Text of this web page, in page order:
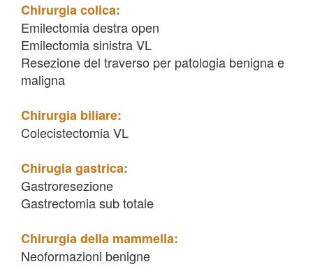
Chirurgia colica:
Emilectomia destra open
Emilectomia sinistra VL
Resezione del traverso per patologia benigna e
maligna
Chirurgia biliare:
Colecistectomia VL
Chirugia gastrica:
Gastroresezione
Gastrectomia sub totale
Chirurgia della mammella:
Neoformazioni benigne